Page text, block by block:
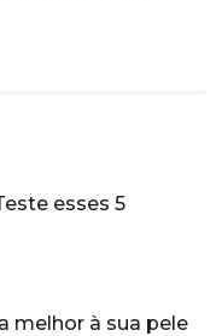
esses 5
melhor à sua pele